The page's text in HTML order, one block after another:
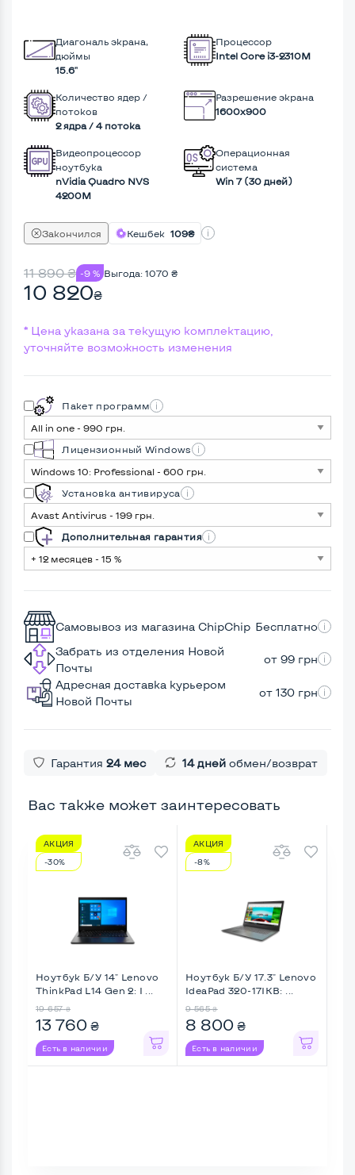
Диагональ экрана,
дюймы
15.6"
Процессор
Intel Core i3-2310M
Количество ядер /
потоков
2 ядра / 4 потока
Разрешение экрана
1600x900
Видеопроцессор
ноутбука
nVidia Quadro NVS
4200M
Операционная
система
Win 7 (30 дней)
Закончился Кешбек 109₴
11 890₴ -9 % Выгода: 1070 ₴
10 820₴
* Цена указана за текущую комплектацию,
уточняйте возможность изменения
Пакет программ
Лицензионный Windows
Установка антивируса
Дополнительная гарантия
Самовывоз из магазина ChipChip Бесплатно
Забрать из отделения Новой
Почты
от 99 грн
Адресная доставка курьером
Новой Почты
от 130 грн
Гарантия 24 мес 14 дней обмен/возврат
Вас также может заинтересовать
АКЦИЯ
-30%
Ноутбук Б/У 14" Lenovo
ThinkPad L14 Gen 2: I ...
19 657 ₴
13 760 ₴
Есть в наличии
АКЦИЯ
-8%
Ноутбук Б/У 17.3" Lenovo
IdeaPad 320-17IKB: ...
9 565 ₴
8 800 ₴
Есть в наличии